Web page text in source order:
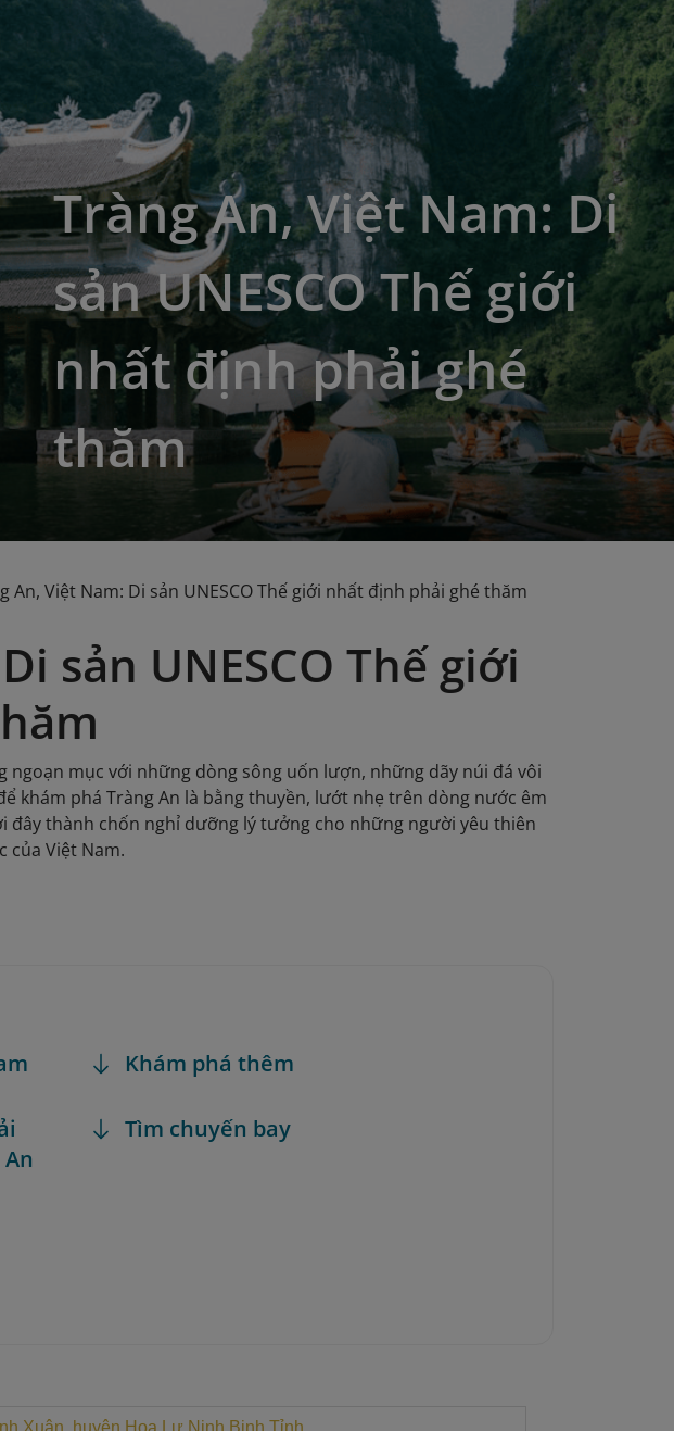
Tràng An, Việt Nam: Di
sản UNESCO Thế giới
nhất định phải ghé
thăm
An, Việt Nam: Di sản UNESCO Thế giới nhất định phải ghé thăm
sản UNESCO Thế giới
mục với những dòng sông uốn lượn, những dãy núi đá vôi
khám phá Tràng An là bằng thuyền, lướt nhẹ trên dòng nước êm
thành chốn nghỉ dưỡng lý tưởng cho những người yêu thiên
của Việt Nam.
Khám phá thêm
Tìm chuyến bay
Xuân, huyện Hoa Lư,Ninh Binh Tỉnh